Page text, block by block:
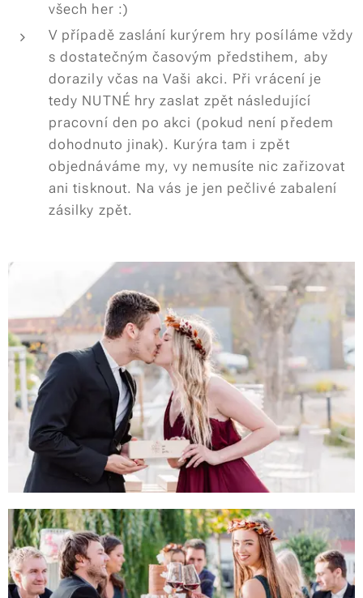
všech her :)
V případě zaslání kurýrem hry posíláme vždy
s dostatečným časovým předstihem, aby
dorazily včas na Vaši akci. Při vrácení je
tedy NUTNÉ hry zaslat zpět následující
pracovní den po akci (pokud není předem
dohodnuto jinak). Kurýra tam i zpět
objednáváme my, vy nemusíte nic zařizovat
ani tisknout. Na vás je jen pečlivé zabalení
zásilky zpět.